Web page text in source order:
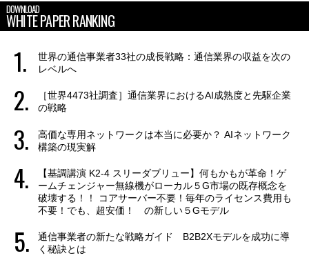
DOWNLOAD
WHITE PAPER RANKING
世界の通信事業者33社の成長戦略：通信業界の収益を次の
レベルへ
［世界4473社調査］通信業界におけるAI成熟度と先駆企業
の戦略
高価な専用ネットワークは本当に必要か？ AIネットワーク
構築の現実解
【基調講演 K2-4 スリーダブリュー】何もかもが革命！ゲ
ームチェンジャー無線機がローカル５G市場の既存概念を
破壊する！！ コアサーバー不要！毎年のライセンス費用も
不要！でも、超安価！ の新しい５Gモデル
通信事業者の新たな戦略ガイド B2B2Xモデルを成功に導
く秘訣とは